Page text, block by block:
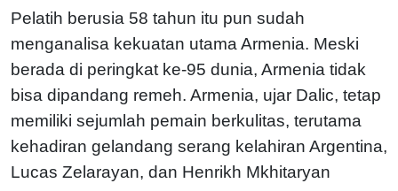
Pelatih berusia 58 tahun itu pun sudah
menganalisa kekuatan utama Armenia. Meski
berada di peringkat ke-95 dunia, Armenia tidak
bisa dipandang remeh. Armenia, ujar Dalic, tetap
memiliki sejumlah pemain berkulitas, terutama
kehadiran gelandang serang kelahiran Argentina,
Lucas Zelarayan, dan Henrikh Mkhitaryan